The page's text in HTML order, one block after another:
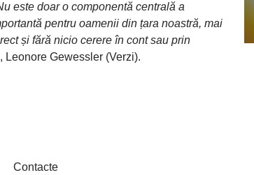
este doar o componentă centrală a
pentru oamenii din țara noastră, mai
și fără nicio cerere în cont sau prin
Leonore Gewessler (Verzi).
Contacte